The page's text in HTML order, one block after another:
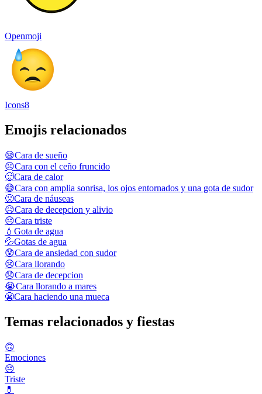
Openmoji
Icons8
Emojis relacionados
😪Cara de sueño
☹️Cara con el ceño fruncido
🥵Cara de calor
😅Cara con amplia sonrisa, los ojos entornados y una gota de sudor
🤢Cara de náuseas
😥Cara de decepcion y alivio
😔Cara triste
💧 Gota de agua
💦Gotas de agua
😰Cara de ansiedad con sudor
😢Cara llorando
😞Cara de decepcion
😭Cara llorando a mares
😬Cara haciendo una mueca
Temas relacionados y fiestas
🙃
Emociones
😔
Triste
💊